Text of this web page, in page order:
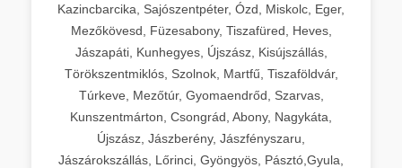
Kazincbarcika, Sajószentpéter, Ózd, Miskolc, Eger,
Mezőkövesd, Füzesabony, Tiszafüred, Heves,
Jászapáti, Kunhegyes, Újszász, Kisújszállás,
Törökszentmiklós, Szolnok, Martfű, Tiszaföldvár,
Túrkeve, Mezőtúr, Gyomaendrőd, Szarvas,
Kunszentmárton, Csongrád, Abony, Nagykáta,
Újszász, Jászberény, Jászfényszaru,
Jászárokszállás, Lőrinci, Gyöngyös, Pásztó,Gyula,